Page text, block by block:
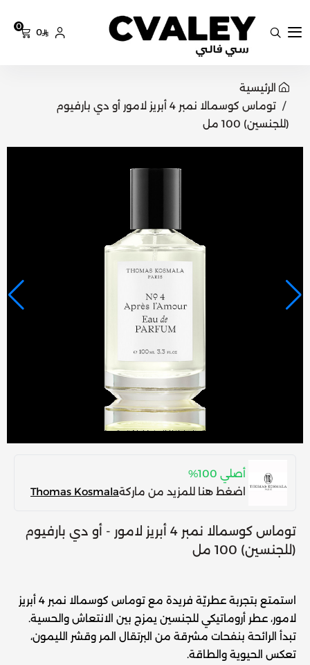
سي فالي
0
0
الرئيسية
توماس كوسمالا نمبر 4 أبريز لامور أو دي بارفيوم
(للجنسين) 100 مل
أصلي 100%
اضغط هنا للمزيد من ماركةThomas Kosmala
توماس كوسمالا نمبر 4 أبريز لامور - أو دي بارفيوم
(للجنسين) 100 مل
استمتع بتجربة عطريّة فريدة مع
توماس كوسمالا نمبر 4 أبريز
لامور، عطر أروماتيكي للجنسين يمزج بين الانتعاش والحسية.
تبدأ الرائحة بنفحات مشرقة من البرتقال المر وقشر الليمون،
تعكس الحيوية والطاقة.